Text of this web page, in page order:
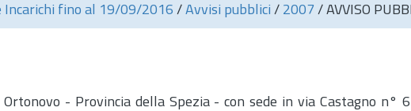
Incarichi fino al 19/09/2016 / Avvisi pubblici / 2007 / AVVISO
- Provincia della Spezia - con sede in via Castagno n°